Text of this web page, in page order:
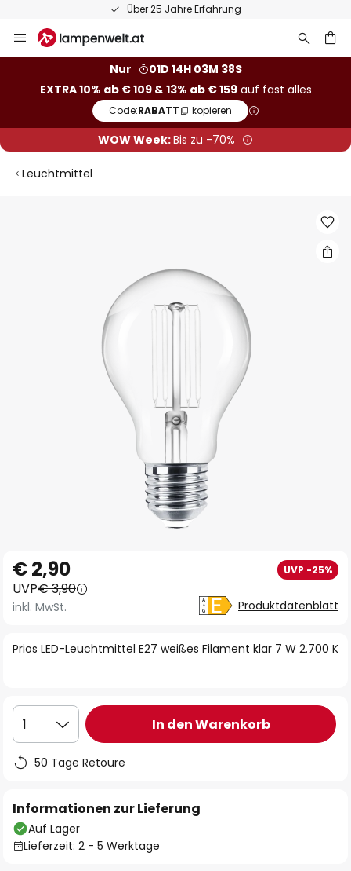
Über 25 Jahre Erfahrung
Inhalt
Nur
01D 14H 03M 38S
EXTRA 10% ab € 109 & 13% ab € 159auf fast alles
Code:RABATT kopieren
WOW Week:Bis zu -70%
Leuchtmittel
Anfang
der
Bildgalerie
Prios LED-Leuchtmittel E27 weißes Filament klar 7 W 2.700 K
€ 2,90 UVP -25%
UVP€ 3,90
inkl. MwSt. Produktdatenblatt
1 In den Warenkorb
50 Tage Retoure
Informationen zur Lieferung
Auf Lager
Lieferzeit: 2 - 5 Werktage